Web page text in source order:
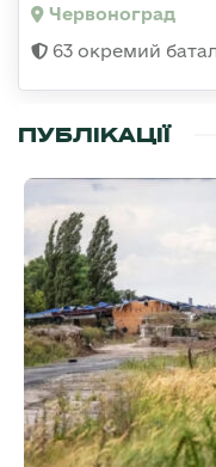
Червоноград
63 окремий
ПУБЛІКАЦІЇ